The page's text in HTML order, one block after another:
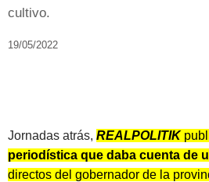
cultivo.
19/05/2022
Jornadas atrás, REALPOLITIK
periodística que daba cuenta de
directos del gobernador de la